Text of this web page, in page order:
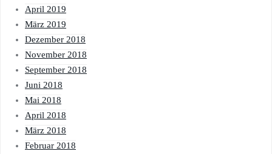
April 2019
März 2019
Dezember 2018
November 2018
September 2018
Juni 2018
Mai 2018
April 2018
März 2018
Februar 2018